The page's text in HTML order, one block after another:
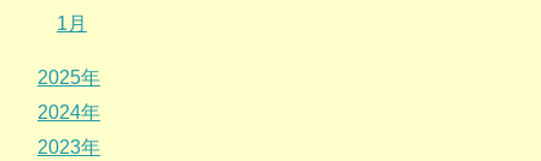
1月
2025年
2024年
2023年